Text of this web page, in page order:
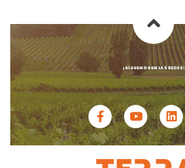
¡SÍGUENOS EN LAS REDES!